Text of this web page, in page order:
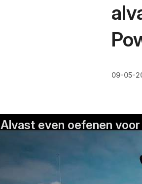
09-05-
Alvast even oefenen